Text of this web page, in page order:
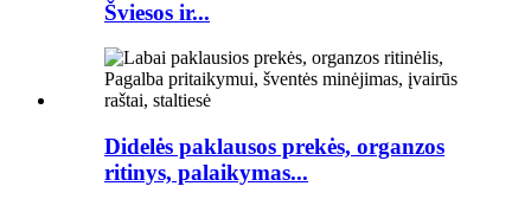
Šviesos ir...
Didelės paklausos prekės, organzos
ritinys, palaikymas...